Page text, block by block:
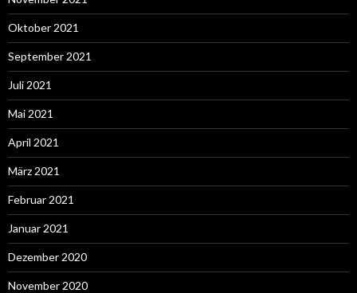
Oktober 2021
September 2021
Juli 2021
Mai 2021
April 2021
März 2021
Februar 2021
Januar 2021
Dezember 2020
November 2020